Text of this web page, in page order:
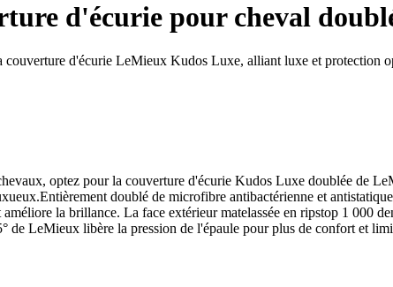
d'écurie pour cheval
d'écurie LeMieux Kudos Luxe, alliant luxe et protection
optez pour la couverture d'écurie Kudos Luxe doublée de
doublé de microfibre antibactérienne et
la brillance. La face extérieur matelassée en ripstop 1 000
de LeMieux libère la pression de l'épaule pour plus de confort et